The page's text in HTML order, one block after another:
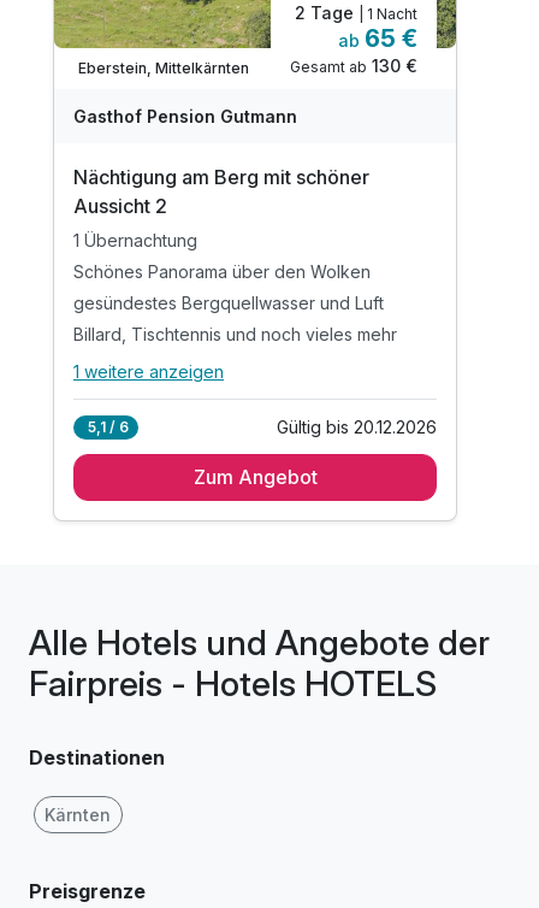
Eberstein, Mittelkärnten
2 Tage | 1 Nacht
ab 65 €
Gesamt ab 130 €
Gasthof Pension Gutmann
Nächtigung am Berg mit schöner
Aussicht 2
1 Übernachtung
Schönes Panorama über den Wolken
gesündestes Bergquellwasser und Luft
Billard, Tischtennis und noch vieles mehr
Alle Inklusivleistungen
Schönes Panorama über den Wolken
1 weitere anzeigen
5,1 / 6 Gültig bis 20.12.2026
Zum Angebot
Alle Hotels und Angebote der
Fairpreis - Hotels HOTELS
Destinationen
Kärnten
Preisgrenze